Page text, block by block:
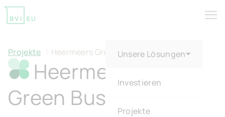
Unsere Lösungen
Investieren
Projekte
Heermeers
Green Business Park
Projekte Heermeers Green Business Park